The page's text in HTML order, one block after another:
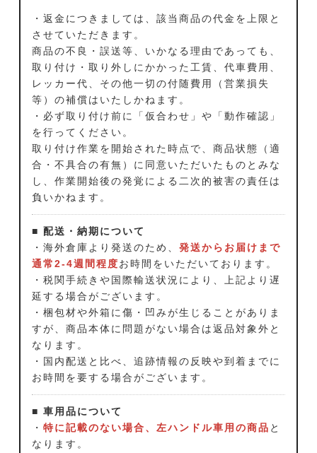
・返金につきましては、該当商品の代金を上限と
させていただきます。
商品の不良・誤送等、いかなる理由であっても、
取り付け・取り外しにかかった工賃、代車費用、
レッカー代、その他一切の付随費用（営業損失
等）の補償はいたしかねます。
・必ず取り付け前に「仮合わせ」や「動作確認」
を行ってください。
取り付け作業を開始された時点で、商品状態（適
合・不具合の有無）に同意いただいたものとみな
し、作業開始後の発覚による二次的被害の責任は
負いかねます。
■ 配送・納期について
・海外倉庫より発送のため、 発送からお届けまで
通常2-4週間程度お時間をいただいております。
・税関手続きや国際輸送状況により、上記より遅
延する場合がございます。
・梱包材や外箱に傷・凹みが生じることがありま
すが、商品本体に問題がない場合は返品対象外と
なります。
・国内配送と比べ、追跡情報の反映や到着までに
お時間を要する場合がございます。
■ 車用品について
・ 特に記載のない場合、左ハンドル車用の商品 と
なります。